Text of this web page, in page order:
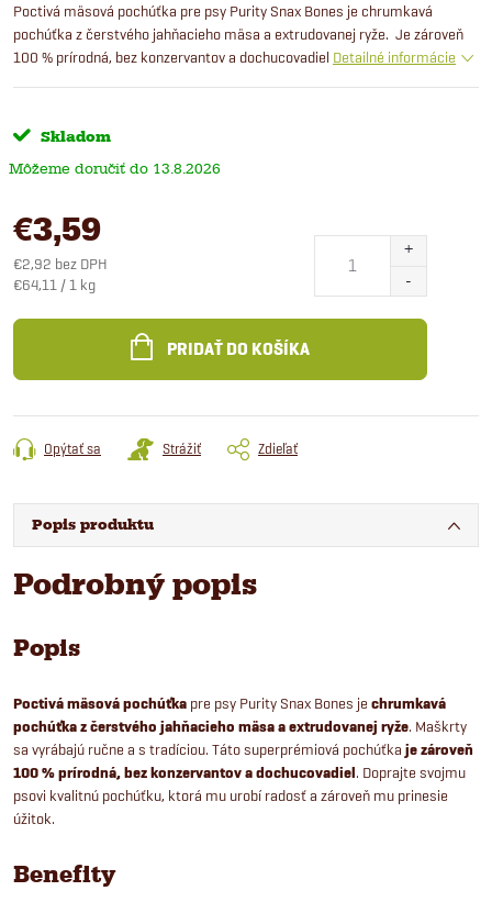
Poctivá mäsová pochúťka pre psy Purity Snax Bones je chrumkavá
pochúťka z čerstvého jahňacieho mäsa a extrudovanej ryže. Je zároveň
100 % prírodná, bez konzervantov a dochucovadiel Detailné informácie
Skladom
13.8.2026
€3,59
€2,92 bez DPH
Jednotková
€64,11 / 1 kg
PRIDAŤ DO KOŠÍKA
Opýtať sa Strážiť Zdieľať
Popis produktu
Podrobný popis
Popis
Poctivá mäsová pochúťka pre psy Purity Snax Bones je chrumkavá
pochúťka zčerstvého jahňacieho mäsaa extrudovanej ryže. Maškrty
sa vyrábajú ručne a s tradíciou. Táto superprémiová pochúťka je zároveň
100 % prírodná, bez konzervantov a dochucovadiel. Doprajte svojmu
psovi kvalitnú pochúťku, ktorá mu urobí radosť a zároveň mu prinesie
úžitok.
Benefity